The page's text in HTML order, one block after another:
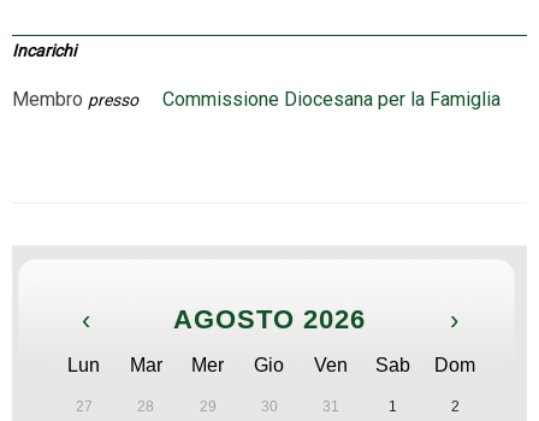
Incarichi
Membro presso Commissione Diocesana per la Famiglia
‹ AGOSTO 2026 ›
Lun Mar Mer Gio Ven Sab Dom
27 28 29 30 31 1 2